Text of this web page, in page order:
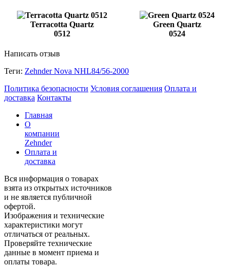
Terracotta Quartz
0512
Green Quartz
0524
Написать отзыв
Теги: Zehnder Nova NHL84/56-2000
Политика безопасности Условия соглашения Оплата и
доставка Контакты
Главная
О
компании
Zehnder
Оплата и
доставка
Вся информация о товарах
взята из открытых источников
и не является публичной
офертой.
Изображения и технические
характеристики могут
отличаться от реальных.
Проверяйте технические
данные в момент приема и
оплаты товара.